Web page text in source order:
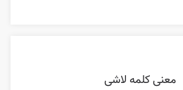
معنی کلمه لاشی